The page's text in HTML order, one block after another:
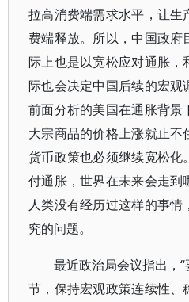
拉高消费端需求水平，让生
费端释放。所以，中国政
际上也是以宽松应对通胀
际也会决定中国后续的宏
前面分析的美国在通胀背景
大宗商品的价格上涨就止不
货币政策也必须继续宽松
付通胀，世界在未来会走到
人类没有经历过这样的事
究的问题。
最近政治局会议指出，
节，保持宏观政策连续性